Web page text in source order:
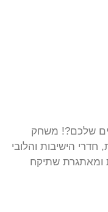
שלכם?! משחק
הישיבות והלובי
ומאתגרת שתיקח